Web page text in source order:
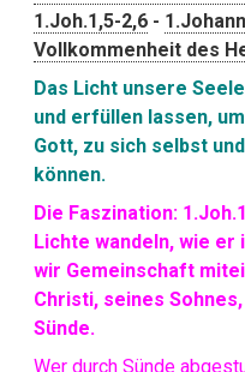
1.Joh.1,5-2,6 -
Vollkommenheit des
Das Licht unsere
und erfüllen lassen,
Gott, zu sich selbst
können.
Die Faszination:
Lichte wandeln, wie er
wir Gemeinschaft
Christi, seines
Sünde.
Wer durch Sünde